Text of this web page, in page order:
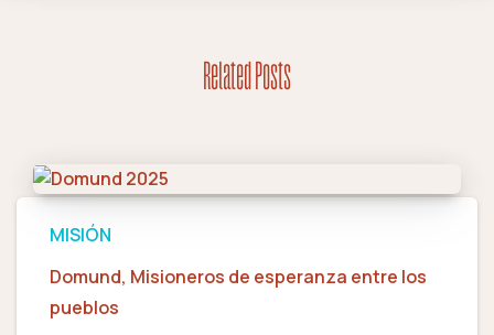
Related Posts
MISIÓN
Domund, Misioneros de esperanza entre los
pueblos